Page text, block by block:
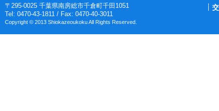
〒295-0025 千葉県南房総市千倉町千田1051
Tel: 0470-43-1811 / Fax: 0470-40-3011
Copyright © 2013 Shiokazeoukoku All Rights Reserved.